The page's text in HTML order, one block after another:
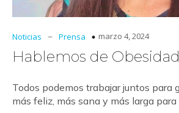
Noticias – Prensa marzo 4, 2024
Hablemos de Obesidad
Todos podemos trabajar juntos para
más feliz, más sana y más larga